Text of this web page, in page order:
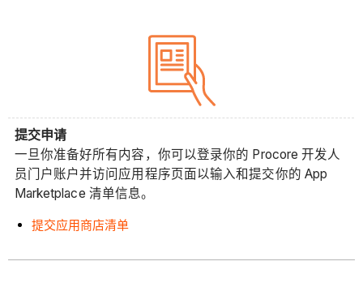
提交申请
一旦你准备好所有内容，你可以登录你的 Procore 开发人
员门户账户并访问应用程序页面以输入和提交你的 App
Marketplace 清单信息。
提交应用商店清单